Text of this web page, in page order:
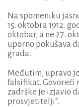
Na spomeniku
15. oktobra 1912.
oktobar, a ne 27.
uporno pokušava
grada.
Međutim, upravo
falsifikat. Govoreći
zadrške je izjavio
prosvjetitelji“.